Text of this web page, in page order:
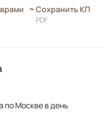
Сохранить КП
PDF
по Москве в день